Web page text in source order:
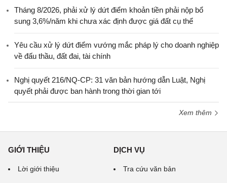
Tháng 8/2026, phải xử lý dứt điểm khoản tiền phải nộp bổ
sung 3,6%/năm khi chưa xác định được giá đất cụ thể
Yêu cầu xử lý dứt điểm vướng mắc pháp lý cho doanh nghiệp
về đấu thầu, đất đai, tài chính
Nghị quyết 216/NQ-CP: 31 văn bản hướng dẫn Luật, Nghị
quyết phải được ban hành trong thời gian tới
Xem thêm
GIỚI THIỆU
Lời giới thiệu
DỊCH VỤ
Tra cứu văn bản